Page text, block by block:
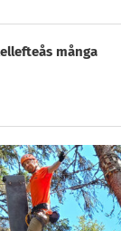
många